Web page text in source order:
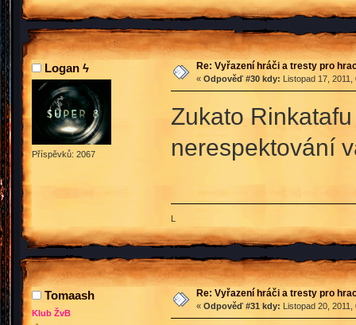
Logan ϟ
Příspěvků: 2067
Re: Vyřazení hráči a tresty pro
« Odpověď #30 kdy: Listopad 17,
Zukato
nerespektování
L
Tomaash
Klub ŽvB
Re: Vyřazení hráči a tresty pro
« Odpověď #31 kdy: Listopad 20,